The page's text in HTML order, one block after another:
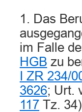
1. Das
im Falle
HGB zu
I ZR 234/
3626; Urt.
117 Tz.